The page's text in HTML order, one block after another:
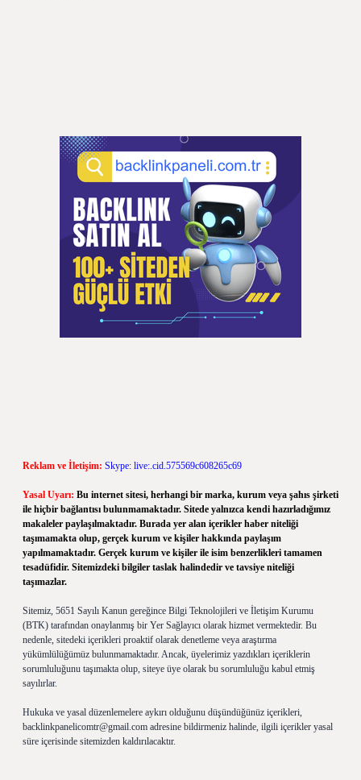
Reklam ve İletişim: Skype: live:.cid.575569c608265c69
Yasal Uyarı: Bu internet sitesi, herhangi bir marka, kurum veya şahıs şirketi
ile hiçbir bağlantısı bulunmamaktadır. Sitede yalnızca kendi hazırladığımız
makaleler paylaşılmaktadır. Burada yer alan içerikler haber niteliği
taşımamakta olup, gerçek kurum ve kişiler hakkında paylaşım
yapılmamaktadır. Gerçek kurum ve kişiler ile isim benzerlikleri tamamen
tesadüfidir. Sitemizdeki bilgiler taslak halindedir ve tavsiye niteliği
taşımazlar.
Sitemiz, 5651 Sayılı Kanun gereğince Bilgi Teknolojileri ve İletişim Kurumu
(BTK) tarafından onaylanmış bir Yer Sağlayıcı olarak hizmet vermektedir. Bu
nedenle, sitedeki içerikleri proaktif olarak denetleme veya araştırma
yükümlülüğümüz bulunmamaktadır. Ancak, üyelerimiz yazdıkları içeriklerin
sorumluluğunu taşımakta olup, siteye üye olarak bu sorumluluğu kabul etmiş
sayılırlar.
Hukuka ve yasal düzenlemelere aykırı olduğunu düşündüğünüz içerikleri,
backlinkpanelicomtr@gmail.com adresine bildirmeniz halinde, ilgili içerikler yasal
süre içerisinde sitemizden kaldırılacaktır.